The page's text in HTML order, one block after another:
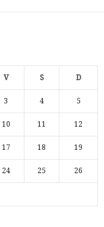
V S D
3 4 5
10 11 12
17 18 19
24 25 26